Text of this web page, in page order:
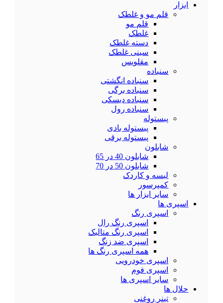
ابزار
قلم مو و غلطک
قلم مو
غلطک
دسته غلطک
سینی غلطک
مقلویس
سنباده
سنباده انگشتی
سنباده برگی
سنباده دیسکی
سنباده رول
پیستوله
پیستوله بادی
پیستوله برقی
شابلون
شابلون 40 در 65
شابلون 50 در 70
لیسه و کاردک
کمپرسور
سایر ابزار ها
اسپری ها
اسپری رنگ
اسپری رنگ رال
اسپری رنگ متالیک
اسپری ضد زنگ
همه اسپری رنگ ها
اسپری خودرویی
اسپری فوم
سایر اسپری ها
حلال ها
تینر روغنی